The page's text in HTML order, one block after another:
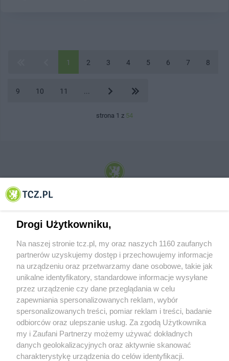
1 2 3 4 5 6 7 8
9 10 11
strona 1 z 54
© 2001-2026 Tczew - TCZ.PL Sp. z o.o. Internetowy Serwis Informacyjny Miasta
O FIRMIE POLITYKA PRYWATNOŚCI HOSTING
REKLAMA WSPÓŁPRACA RSS FACEBOOK KONTAKT
Nasze serwisy
Drogi Użytkowniku,
Na naszej stronie tcz.pl, my oraz naszych 1160 zaufanych
partnerów uzyskujemy dostęp i przechowujemy informacje
na urządzeniu oraz przetwarzamy dane osobowe, takie jak
unikalne identyfikatory, standardowe informacje wysyłane
przez urządzenie czy dane przeglądania w celu
zapewniania spersonalizowanych reklam, wybór
spersonalizowanych treści, pomiar reklam i treści, badanie
odbiorców oraz ulepszanie usług. Za zgodą Użytkownika
my i Zaufani Partnerzy możemy używać dokładnych
danych geolokalizacyjnych oraz aktywnie skanować
charakterystykę urządzenia do celów identyfikacji.